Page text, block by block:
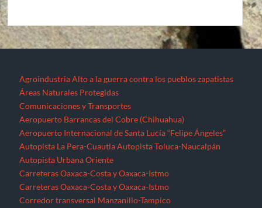
Agroindustria Alto a la guerra contra los pueblos zapatistas
Áreas Naturales Protegidas
Comunicaciones y Transportes
Aeropuerto Barrancas del Cobre (Chihuahua)
Aeropuerto Internacional de Santa Lucía “Felipe Ángeles”
Autopista La Pera-Cuautla Autopista Toluca-Naucalpán
Autopista Urbana Oriente
Carreteras Oaxaca-Costa y Oaxaca-Istmo
Carreteras Oaxaca-Costa y Oaxaca-Istmo
Corredor transversal Manzanillo-Tampico